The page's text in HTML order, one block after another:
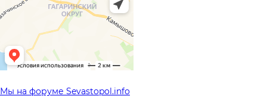
Мы на форуме Sevastopol.info